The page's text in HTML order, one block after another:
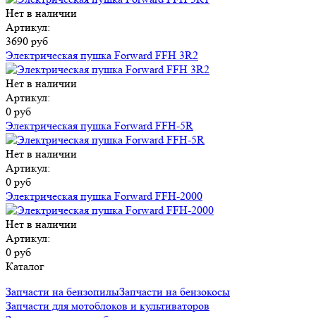
Нет в наличии
Артикул:
3690 руб
Электрическая пушка Forward FFH 3R2
Нет в наличии
Артикул:
0 руб
Электрическая пушка Forward FFH-5R
Нет в наличии
Артикул:
0 руб
Электрическая пушка Forward FFH-2000
Нет в наличии
Артикул:
0 руб
Каталог
Запчасти на бензопилыЗапчасти на бензокосы
Запчасти для мотоблоков и культиваторов